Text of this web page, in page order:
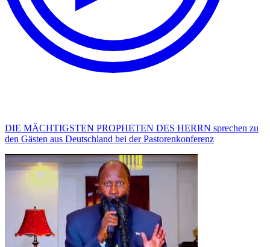
DIE MÄCHTIGSTEN PROPHETEN DES HERRN sprechen zu
den Gästen aus Deutschland bei der Pastorenkonferenz